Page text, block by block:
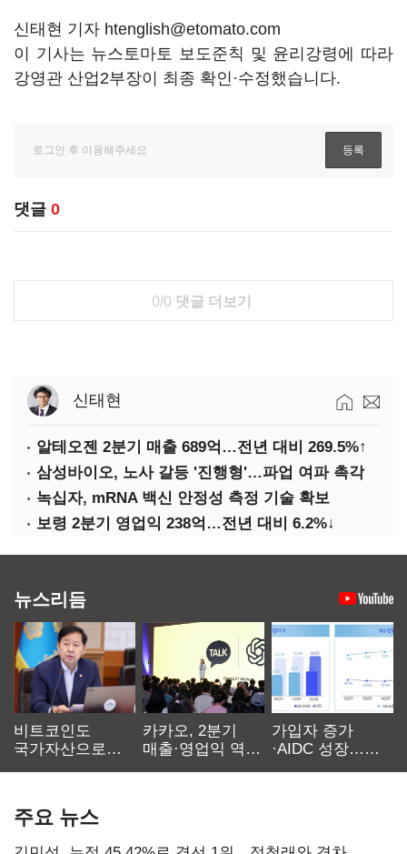
신태현 기자 htenglish@etomato.com
이 기사는 뉴스토마토 보도준칙 및 윤리강령에 따라
강영관 산업2부장이 최종 확인·수정했습니다.
댓글 0
0/0 댓글 더보기
신태현
알테오젠 2분기 매출 689억…전년 대비 269.5%↑
삼성바이오, 노사 갈등 '진행형'…파업 여파 촉각
녹십자, mRNA 백신 안정성 측정 기술 확보
보령 2분기 영업익 238억…전년 대비 6.2%↓
뉴스리듬
비트코인도
국가자산으로…'
카카오, 2분기
매출·영업익 역대
가입자 증가
·AIDC 성장…
주요 뉴스